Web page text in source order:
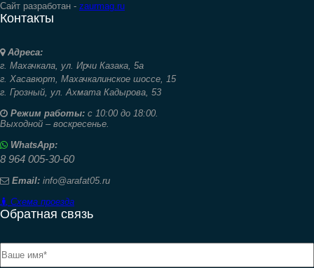
Сайт разработан - zaurmag.ru
Контакты
Адреса:
г. Махачкала, ул. Ирчи Казака, 5а
г. Хасавюрт, Махачкалинское шоссе, 15
г. Грозный, ул. Ахмата Кадырова, 53
Режим работы: с 10:00 до 18:00.
Выходной – воскресенье.
WhatsApp:
8 964 005-30-60
Email: info@arafat05.ru
Схема проезда
Обратная связь